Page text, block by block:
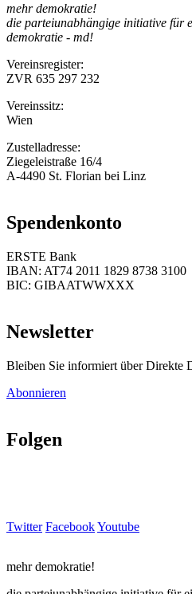
mehr demokratie!
die parteiunabhängige initiative für
demokratie - md!
Vereinsregister:
ZVR 635 297 232
Vereinssitz:
Wien
Zustelladresse:
Ziegeleistraße 16/4
A-4490 St. Florian bei Linz
Spendenkonto
ERSTE Bank
IBAN: AT74 2011 1829 8738 3100
BIC: GIBAATWWXXX
Newsletter
Bleiben Sie informiert über Direkte
Abonnieren
Folgen
Twitter FacebookYoutube
mehr demokratie!